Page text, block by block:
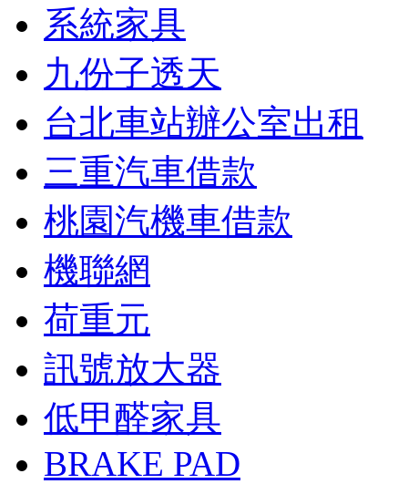
系統家具
九份子透天
台北車站辦公室出租
三重汽車借款
桃園汽機車借款
機聯網
荷重元
訊號放大器
低甲醛家具
BRAKE PAD